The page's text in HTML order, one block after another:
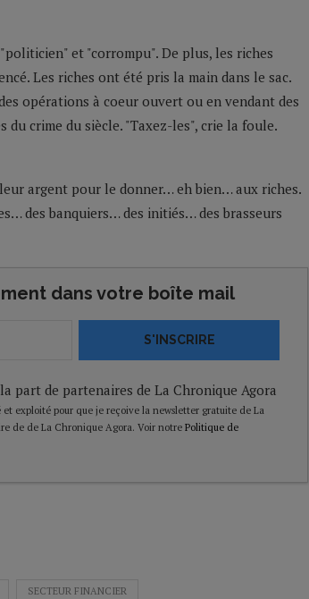
et "corrompu". De plus, les riches
Les riches ont été pris la main dans le sac.
opérations à coeur ouvert ou en vendant des
du crime du siècle. "Taxez-les", crie la foule.
argent pour le donner… eh bien… aux riches.
des banquiers… des initiés… des brasseurs
dans votre boîte mail
S'INSCRIRE
part de partenaires de La Chronique Agora
exploité pour que je reçoive la newsletter gratuite de La
de de La Chronique Agora. Voir notre Politique de
SECTEUR FINANCIER